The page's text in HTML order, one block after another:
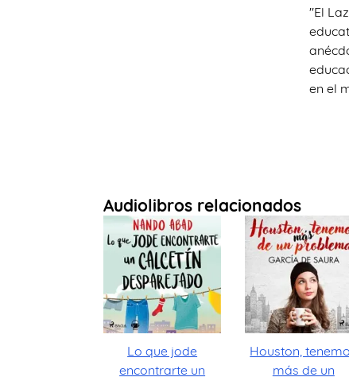
"El
en el
Audiolibros relacionados
Lo que jode
encontrarte un
Houston,
más de un